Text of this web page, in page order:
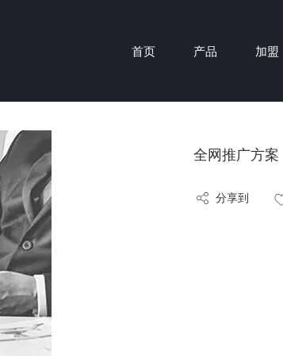
首页 产品 加盟
全网推广方案
分享到